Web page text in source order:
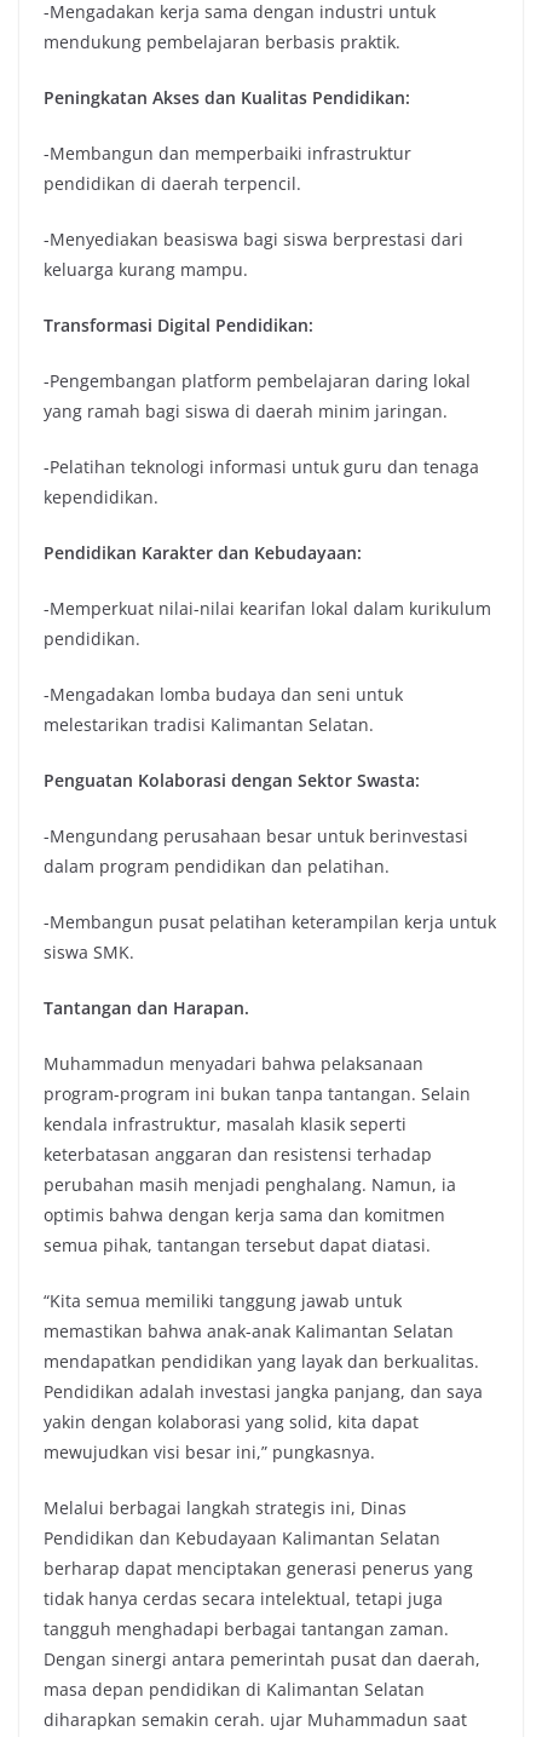
-Mengadakan kerja sama dengan industri untuk
mendukung pembelajaran berbasis praktik.
Peningkatan Akses dan Kualitas Pendidikan:
-Membangun dan memperbaiki infrastruktur
pendidikan di daerah terpencil.
-Menyediakan beasiswa bagi siswa berprestasi dari
keluarga kurang mampu.
Transformasi Digital Pendidikan:
-Pengembangan platform pembelajaran daring lokal
yang ramah bagi siswa di daerah minim jaringan.
-Pelatihan teknologi informasi untuk guru dan tenaga
kependidikan.
Pendidikan Karakter dan Kebudayaan:
-Memperkuat nilai-nilai kearifan lokal dalam kurikulum
pendidikan.
-Mengadakan lomba budaya dan seni untuk
melestarikan tradisi Kalimantan Selatan.
Penguatan Kolaborasi dengan Sektor Swasta:
-Mengundang perusahaan besar untuk berinvestasi
dalam program pendidikan dan pelatihan.
-Membangun pusat pelatihan keterampilan kerja untuk
siswa SMK.
Tantangan dan Harapan.
Muhammadun menyadari bahwa pelaksanaan
program-program ini bukan tanpa tantangan. Selain
kendala infrastruktur, masalah klasik seperti
keterbatasan anggaran dan resistensi terhadap
perubahan masih menjadi penghalang. Namun, ia
optimis bahwa dengan kerja sama dan komitmen
semua pihak, tantangan tersebut dapat diatasi.
“Kita semua memiliki tanggung jawab untuk
memastikan bahwa anak-anak Kalimantan Selatan
mendapatkan pendidikan yang layak dan berkualitas.
Pendidikan adalah investasi jangka panjang, dan saya
yakin dengan kolaborasi yang solid, kita dapat
mewujudkan visi besar ini,” pungkasnya.
Melalui berbagai langkah strategis ini, Dinas
Pendidikan dan Kebudayaan Kalimantan Selatan
berharap dapat menciptakan generasi penerus yang
tidak hanya cerdas secara intelektual, tetapi juga
tangguh menghadapi berbagai tantangan zaman.
Dengan sinergi antara pemerintah pusat dan daerah,
masa depan pendidikan di Kalimantan Selatan
diharapkan semakin cerah. ujar Muhammadun saat